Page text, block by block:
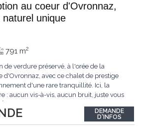
au coeur d'Ovronnaz,
unique
791 m2
de verdure préservé, à l'orée de la
avec ce chalet de prestige
d'une rare tranquillité. Ici, la
: aucun vis-à-vis, aucun bruit, juste vous
haut standing et ses matériaux nobles.
DEMANDE
D'INFOS